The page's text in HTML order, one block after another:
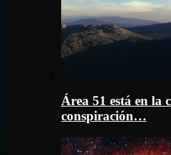
Área 51 está en la
conspiración…